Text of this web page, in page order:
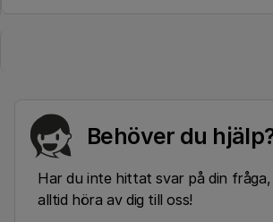
Behöver du
Har du inte hittat svar på din fråga,
alltid höra av dig till oss!